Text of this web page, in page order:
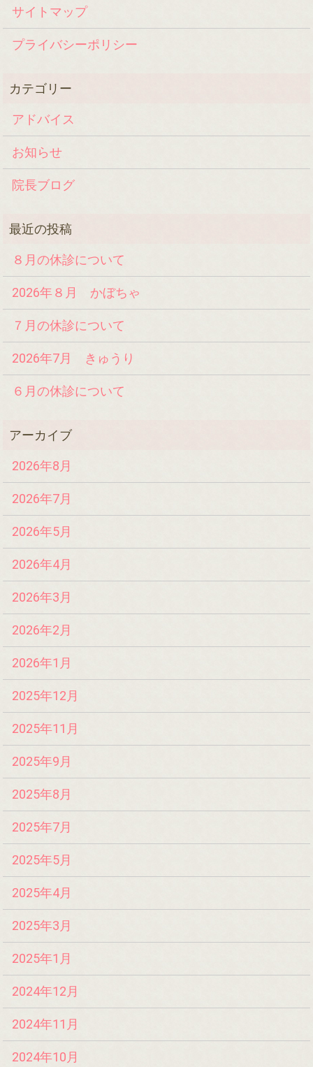
サイトマップ
プライバシーポリシー
アドバイス
お知らせ
院長ブログ
８月の休診について
2026年８月 かぼちゃ
７月の休診について
2026年7月 きゅうり
６月の休診について
2026年8月
2026年7月
2026年5月
2026年4月
2026年3月
2026年2月
2026年1月
2025年12月
2025年11月
2025年9月
2025年8月
2025年7月
2025年5月
2025年4月
2025年3月
2025年1月
2024年12月
2024年11月
2024年10月